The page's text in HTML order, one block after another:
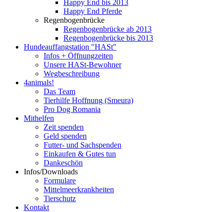
Happy End bis 2013
Happy End Pferde
Regenbogenbrücke
Regenbogenbrücke ab 2013
Regenbogenbrücke bis 2013
Hundeauffangstation "HASt"
Infos + Öffnungzeiten
Unsere HASt-Bewohner
Wegbeschreibung
4animals!
Das Team
Tierhilfe Hoffnung (Smeura)
Pro Dog Romania
Mithelfen
Zeit spenden
Geld spenden
Futter- und Sachspenden
Einkaufen & Gutes tun
Dankeschön
Infos/Downloads
Formulare
Mittelmeerkrankheiten
Tierschutz
Kontakt